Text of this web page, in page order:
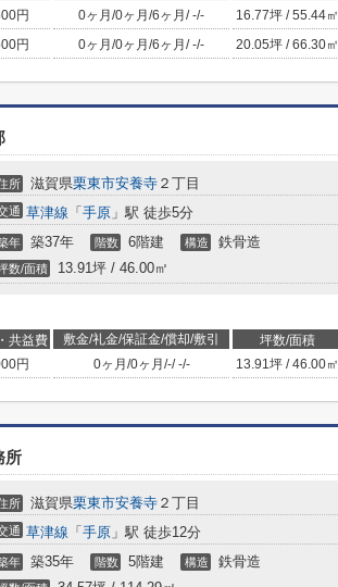
円 0ヶ月 /0ヶ月 /6ヶ月 /-/- 16.77坪 / 55.44㎡
円 0ヶ月 /0ヶ月 /6ヶ月 /-/- 20.05坪 / 66.30㎡
所 滋賀県栗東市安養寺 ２丁目
通 草津線 「 手原 」駅 徒歩5分
年 築37年 階数 6階建 構造 鉄骨造
数/面積 13.91坪 / 46.00㎡
共益費 敷金/礼金/保証金/償却/敷引 坪数/面積
円 0ヶ月 /0ヶ月 /-/-/- 13.91坪 / 46.00㎡
所
所 滋賀県栗東市安養寺 ２丁目
通 草津線 「 手原 」駅 徒歩12分
年 築35年 階数 5階建 構造 鉄骨造